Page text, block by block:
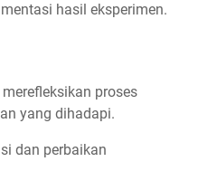
hasil eksperimen.
proses
yang dihadapi.
dan perbaikan